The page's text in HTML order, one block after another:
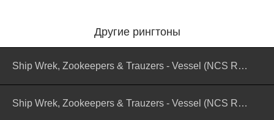
Другие рингтоны
Ship Wrek, Zookeepers & Trauzers - Vessel (NCS Release)
Ship Wrek, Zookeepers & Trauzers - Vessel (NCS Release) (версия 2)